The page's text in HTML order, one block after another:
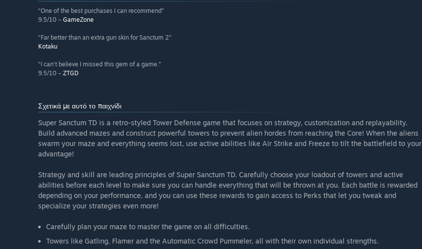
“One of the best purchases I can recommend”
9.5/10 – GameZone
“Far better than an extra gun skin for Sanctum 2”
Kotaku
“I can’t believe I missed this gem of a game.”
9.5/10 – ZTGD
Σχετικά με αυτό το παιχνίδι
Super Sanctum TD is a retro-styled Tower Defense game that focuses on strategy, customization and replayability.
Build advanced mazes and construct powerful towers to prevent alien hordes from reaching the Core! When the aliens
swarm your maze and everything seems lost, use active abilities like Air Strike and Freeze to tilt the battlefield to your
advantage!
Strategy and skill are leading principles of Super Sanctum TD. Carefully choose your loadout of towers and active
abilities before each level to make sure you can handle everything that will be thrown at you. Each battle is rewarded
depending on your performance, and you can use these rewards to gain access to Perks that let you tweak and
specialize your strategies even more!
Carefully plan your maze to master the game on all difficulties.
Towers like Gatling, Flamer and the Automatic Crowd Pummeler, all with their own individual strengths.